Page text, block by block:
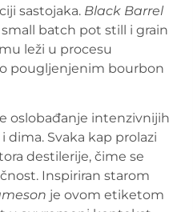
sastojaka. Black Barrel
batch pot still i grain
leži u procesu
pougljenjenim bourbon
oslobađanje intenzivnijih
dima. Svaka kap prolazi
destilerije, čime se
Inspiriran starom
je ovom etiketom